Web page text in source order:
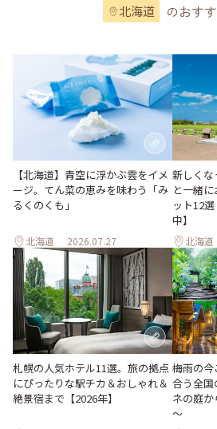
北海道 のおす
【北海道】青空に浮かぶ雲をイメ
ージ。てん菜の恵みを味わう「み
るくのくも」
北海道 2026.07.27
新しくな
と一緒
ット12
中】
北海道
札幌の人気ホテル11選。旅の拠点
にぴったりな駅チカ＆おしゃれ＆
絶景宿まで【2026年】
梅雨の
合う全国
ネの庭
～